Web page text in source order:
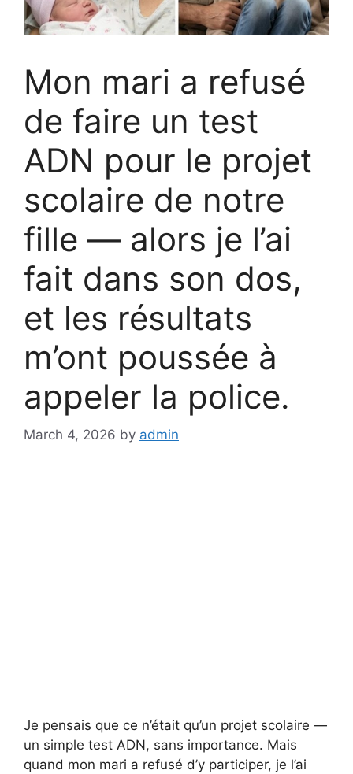
Mon mari a refusé
de faire un test
ADN pour le projet
scolaire de notre
fille — alors je l’ai
fait dans son dos,
et les résultats
m’ont poussée à
appeler la police.
March 4, 2026 by admin
Je pensais que ce n’était qu’un projet scolaire —
un simple test ADN, sans importance. Mais
quand mon mari a refusé d’y participer, je l’ai